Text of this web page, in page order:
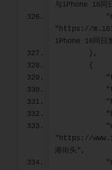
与iPhone 16同
"https://
iPhone 16同日
        },
        {
"https://
港街头",